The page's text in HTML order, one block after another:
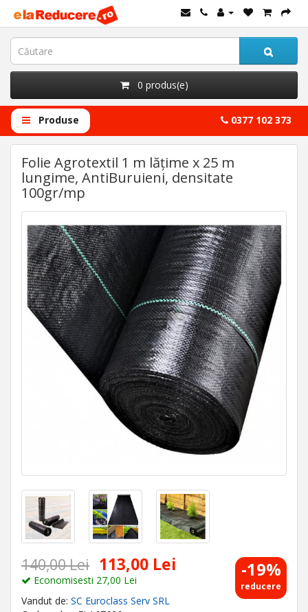
0 produs(e)
Produse 0377 102 373
Folie Agrotextil 1 m lățime x 25 m
lungime, AntiBuruieni, densitate
100gr/mp
-19%
reducere
140,00 Lei 113,00 Lei
Economisesti 27,00 Lei
Vandut de: SC Euroclass Serv SRL